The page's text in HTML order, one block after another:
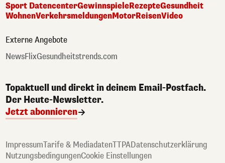
Sport DatencenterGewinnspieleRezepteGesundheit
WohnenVerkehrsmeldungenMotorReisenVideo
Externe Angebote
NewsFlixGesundheitstrends.com
Topaktuell und direkt in deinem Email-Postfach.
Der Heute-Newsletter.
Jetzt abonnieren
ImpressumTarife & MediadatenTTPADatenschutzerklärung
NutzungsbedingungenCookie Einstellungen